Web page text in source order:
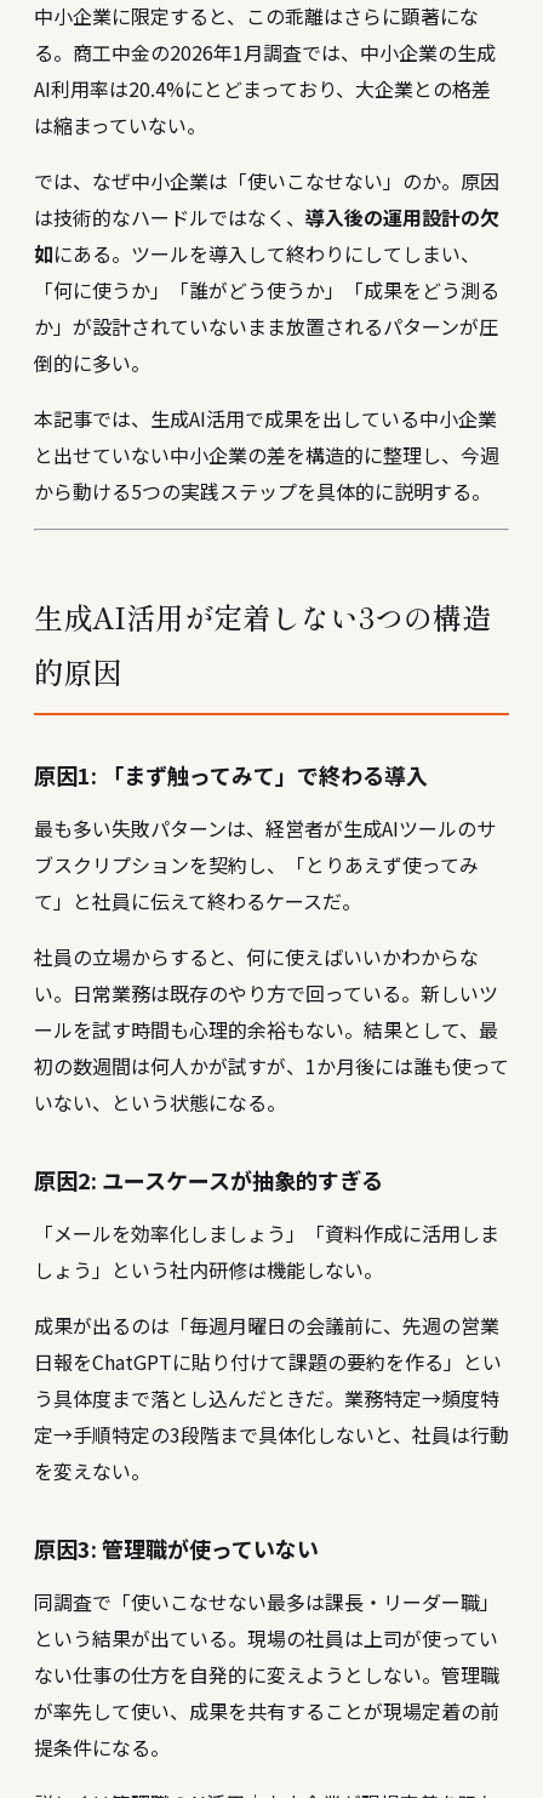
中小企業に限定すると、この乖離はさらに顕著にな
る。商工中金の2026年1月調査では、中小企業の生成
AI利用率は20.4%にとどまっており、大企業との格差
は縮まっていない。
では、なぜ中小企業は「使いこなせない」のか。原因
は技術的なハードルではなく、 導入後の運用設計の欠
如にある。ツールを導入して終わりにしてしまい、
「何に使うか」「誰がどう使うか」「成果をどう測る
か」が設計されていないまま放置されるパターンが圧
倒的に多い。
本記事では、生成AI活用で成果を出している中小企業
と出せていない中小企業の差を構造的に整理し、今週
から動ける5つの実践ステップを具体的に説明する。
生成AI活用が定着しない3つの構造
的原因
原因1: 「まず触ってみて」で終わる導入
最も多い失敗パターンは、経営者が生成AIツールのサ
ブスクリプションを契約し、「とりあえず使ってみ
て」と社員に伝えて終わるケースだ。
社員の立場からすると、何に使えばいいかわからな
い。日常業務は既存のやり方で回っている。新しいツ
ールを試す時間も心理的余裕もない。結果として、最
初の数週間は何人かが試すが、1か月後には誰も使って
いない、という状態になる。
原因2: ユースケースが抽象的すぎる
「メールを効率化しましょう」「資料作成に活用しま
しょう」という社内研修は機能しない。
成果が出るのは「毎週月曜日の会議前に、先週の営業
日報をChatGPTに貼り付けて課題の要約を作る」とい
う具体度まで落とし込んだときだ。業務特定→頻度特
定→手順特定の3段階まで具体化しないと、社員は行動
を変えない。
原因3: 管理職が使っていない
同調査で「使いこなせない最多は課長・リーダー職」
という結果が出ている。現場の社員は上司が使ってい
ない仕事の仕方を自発的に変えようとしない。管理職
が率先して使い、成果を共有することが現場定着の前
提条件になる。